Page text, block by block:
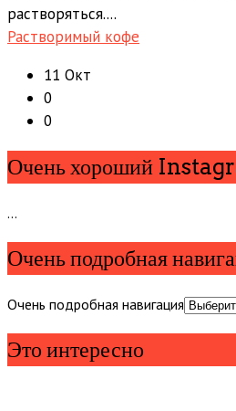
растворяться....
Растворимый кофе
11 Окт
0
0
Очень хороший
…
Очень подробная
Очень подробная навигация
Это интересно